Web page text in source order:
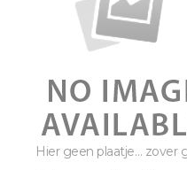
Hier geen plaatje… zover